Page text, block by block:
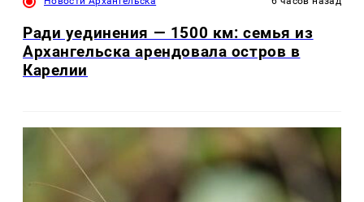
Ради уединения — 1500 км: семья из
Архангельска арендовала остров в
Карелии